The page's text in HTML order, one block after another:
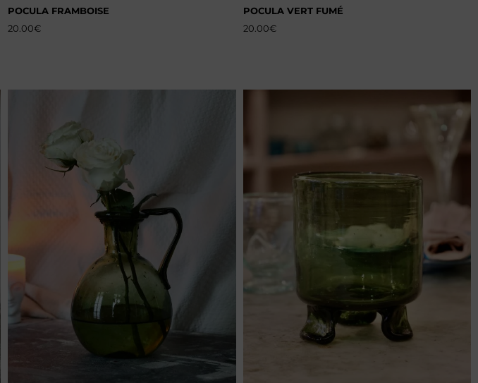
POCULA FRAMBOISE
20.00€
POCULA VERT FUMÉ
20.00€